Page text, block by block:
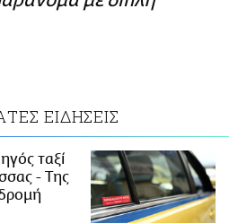
ΕΙΔΗΣΕΙΣ
ταξί
- Της